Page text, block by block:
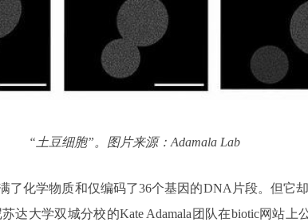
“土豆细胞”。图片来源：Adamala Lab
了化学物质和仅编码了36个基因的DNA片段。但它
达大学双城分校的Kate Adamala团队在biotic网站上